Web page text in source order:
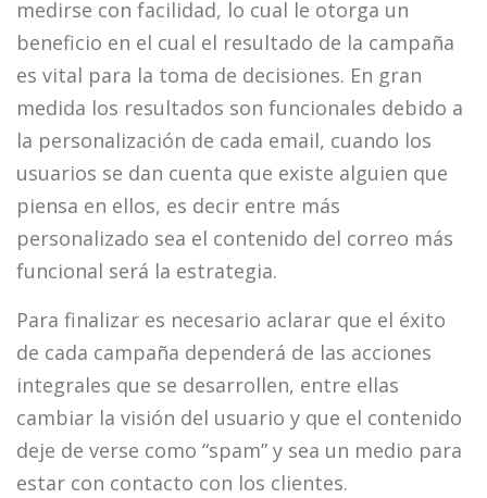
medirse con facilidad, lo cual le otorga un
beneficio en el cual el resultado de la campaña
es vital para la toma de decisiones. En gran
medida los resultados son funcionales debido a
la personalización de cada email, cuando los
usuarios se dan cuenta que existe alguien que
piensa en ellos, es decir entre más
personalizado sea el contenido del correo más
funcional será la estrategia.
Para finalizar es necesario aclarar que el éxito
de cada campaña dependerá de las acciones
integrales que se desarrollen, entre ellas
cambiar la visión del usuario y que el contenido
deje de verse como “spam” y sea un medio para
estar con contacto con los clientes.